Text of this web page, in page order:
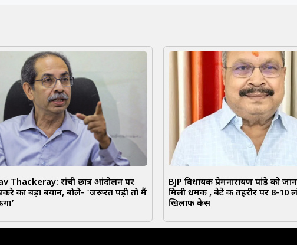
Thackeray: रांची छात्र आंदोलन पर
का बड़ा बयान, बोले- ‘जरूरत पड़ी तो मैं
BJP विधायक प्रेमनारायण पांडे को
मिली धमकी , बेटे की तहरीर पर 8-10
खिलाफ केस